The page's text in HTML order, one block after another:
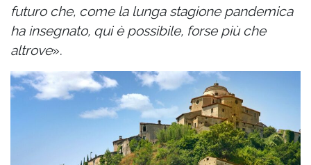
futuro che, come la lunga stagione pandemica
ha insegnato, qui è possibile, forse più che
altrove».